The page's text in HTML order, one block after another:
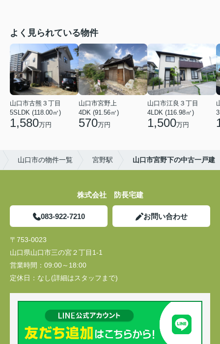
よく見られている物件
山口市古熊３丁目
5SLDK (118.00㎡)
1,580万円
山口市宮野上
4DK (91.56㎡)
570万円
山口市江良３丁目
4LDK (116.98㎡)
1,500万円
山口市の物件一覧 宮野駅 山口市宮野下の中古一戸建
株式会社 防長宅建
083-922-7210 お問い合わせ
〒753-0023
山口県山口市三の宮２丁目1-1
営業時間： 09:00～18:00
定休日： なし(詳細はスタッフまで)